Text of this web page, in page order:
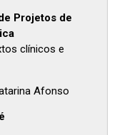
Projetos de
clínicos e
Afonso